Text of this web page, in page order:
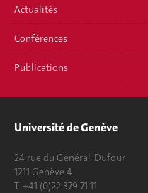
Actualités
Conférences
Publications
Université de Genève
24 rue du Général-Dufour
1211 Genève 4
T. +41 (0)22 379 71 11